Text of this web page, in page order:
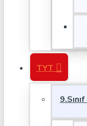
TYT
9.Sınıf